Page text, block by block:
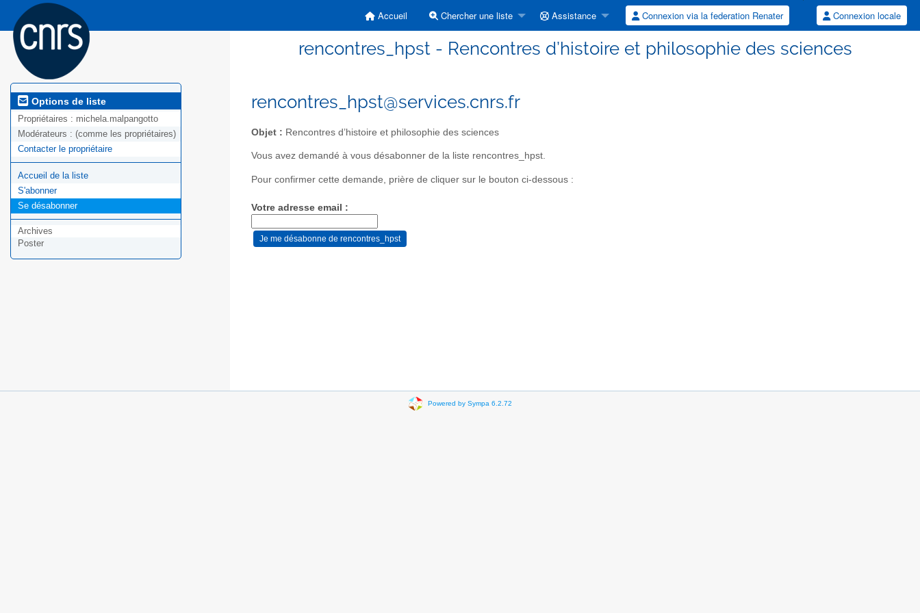
Accueil Chercher une liste Assistance Connexion via la federation Renater Connexion locale
rencontres_hpst - Rencontres d’histoire et philosophie des sciences
Options de liste
Propriétaires : michela.malpangotto
Modérateurs : (comme les propriétaires)
Contacter le propriétaire
Accueil de la liste
S'abonner
Se désabonner
Archives
Poster
rencontres_hpst@services.cnrs.fr
Objet : Rencontres d’histoire et philosophie des sciences
Vous avez demandé à vous désabonner de la liste rencontres_hpst.
Pour confirmer cette demande, prière de cliquer sur le bouton ci-dessous :
Votre adresse email :
Powered by Sympa 6.2.72